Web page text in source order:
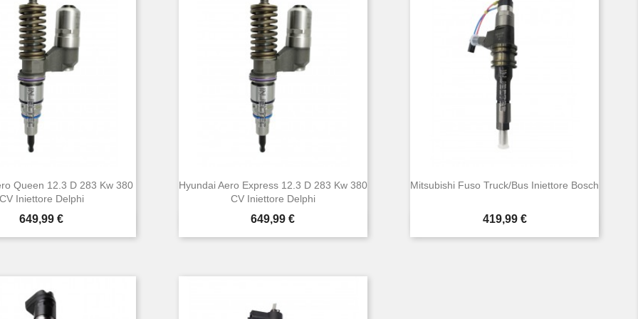
Queen 12.3 D 283 Kw 380
CV Iniettore Delphi
Prezzo
649,99 €
Anteprima
Hyundai Aero Express 12.3 D 283 Kw 380
CV Iniettore Delphi
Prezzo
649,99 €
Anteprima
Mitsubishi Fuso Truck/Bus Iniettore Bosch
Prezzo
419,99 €
Anteprima